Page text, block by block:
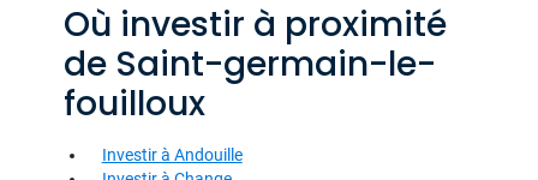
Où investir à proximité
de Saint-germain-le-
fouilloux
Investir à Andouille